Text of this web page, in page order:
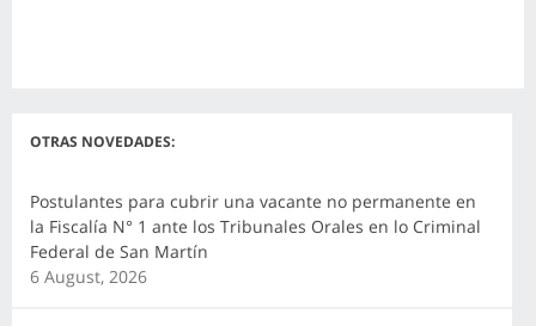
OTRAS NOVEDADES:
Postulantes para cubrir una vacante no permanente en
la Fiscalía N° 1 ante los Tribunales Orales en lo Criminal
Federal de San Martín
6 August, 2026